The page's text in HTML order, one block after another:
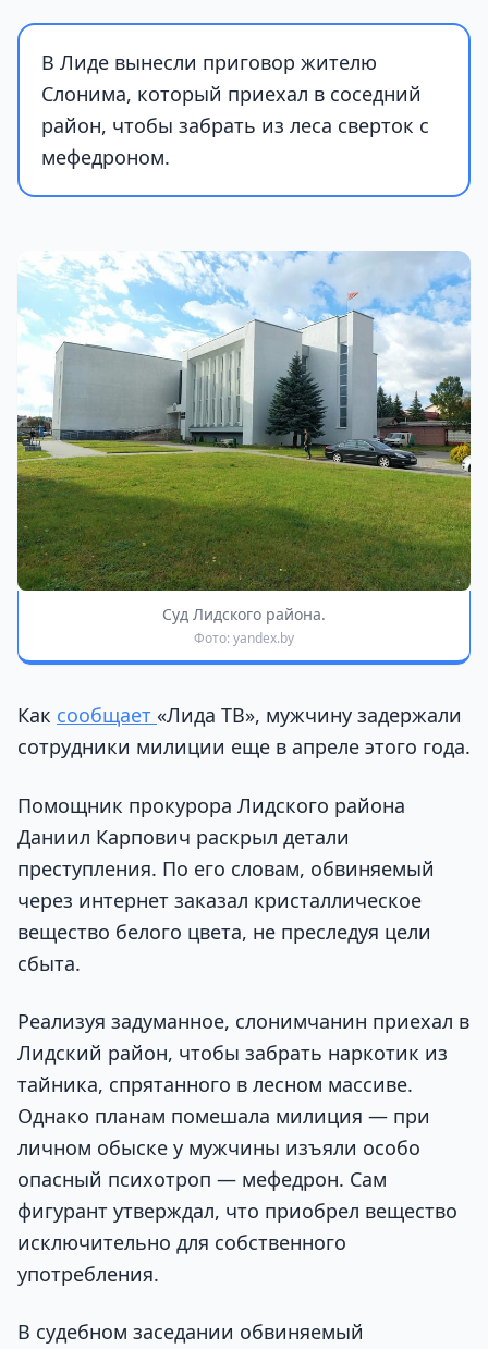
В Лиде вынесли приговор жителю
Слонима, который приехал в соседний
район, чтобы забрать из леса сверток с
мефедроном.
Суд Лидского района.
Фото: yandex.by
Как сообщает «Лида ТВ», мужчину задержали
сотрудники милиции еще в апреле этого года.
Помощник прокурора Лидского района
Даниил Карпович раскрыл детали
преступления. По его словам, обвиняемый
через интернет заказал кристаллическое
вещество белого цвета, не преследуя цели
сбыта.
Реализуя задуманное, слонимчанин приехал в
Лидский район, чтобы забрать наркотик из
тайника, спрятанного в лесном массиве.
Однако планам помешала милиция — при
личном обыске у мужчины изъяли особо
опасный психотроп — мефедрон. Сам
фигурант утверждал, что приобрел вещество
исключительно для собственного
употребления.
В судебном заседании обвиняемый